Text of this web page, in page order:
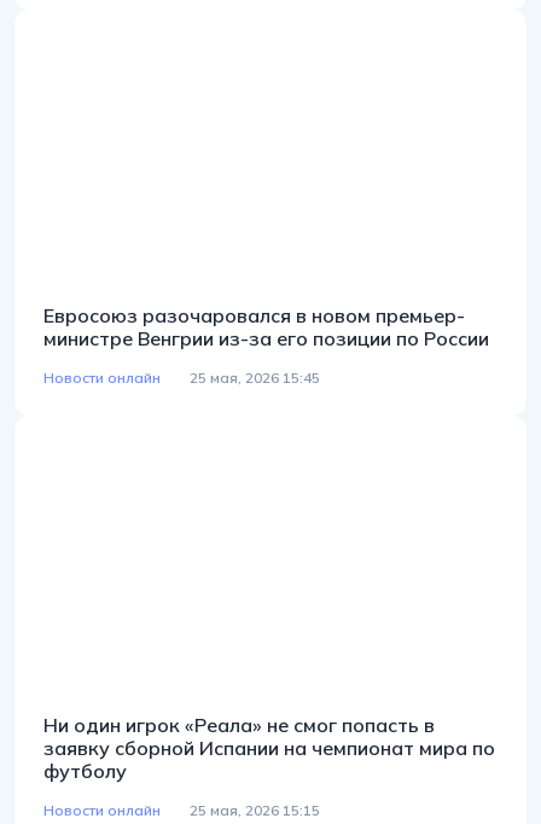
Евросоюз разочаровался в новом премьер-
министре Венгрии из-за его позиции по России
Новости онлайн 25 мая, 2026 15:45
Ни один игрок «Реала» не смог попасть в
заявку сборной Испании на чемпионат мира по
футболу
Новости онлайн 25 мая, 2026 15:15